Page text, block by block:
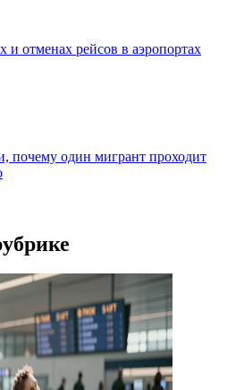
и отменах рейсов в аэропортах
почему один мигрант проходит